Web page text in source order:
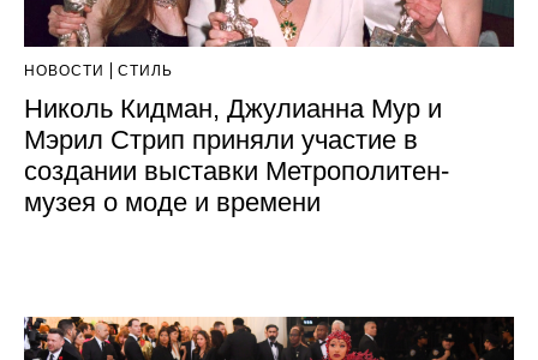
НОВОСТИ СТИЛЬ
Николь Кидман, Джулианна Мур и
Мэрил Стрип приняли участие в
создании выставки Метрополитен-
музея о моде и времени